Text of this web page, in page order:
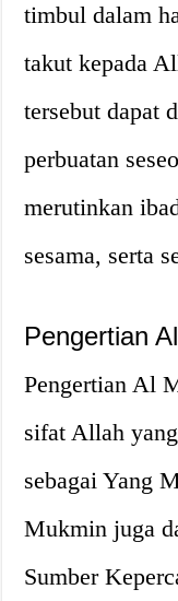
timbul dalam
takut kepada
tersebut dapat
perbuatan
merutinkan
sesama, serta
Pengertian
Pengertian Al
sifat Allah
sebagai Yang
Mukmin juga
Sumber